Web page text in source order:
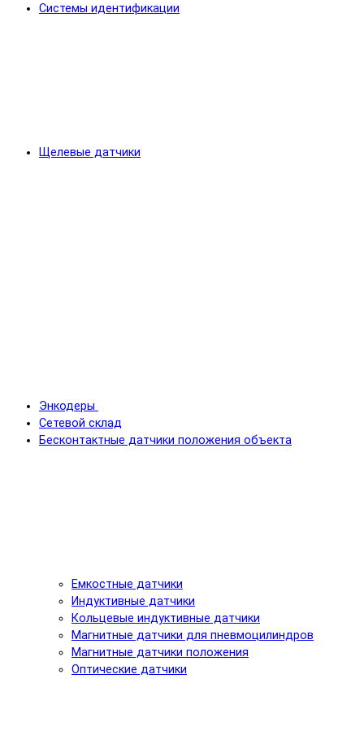
Системы идентификации
Щелевые датчики
Энкодеры
Сетевой склад
Бесконтактные датчики положения объекта
Емкостные датчики
Индуктивные датчики
Кольцевые индуктивные датчики
Магнитные датчики для пневмоцилиндров
Магнитные датчики положения
Оптические датчики